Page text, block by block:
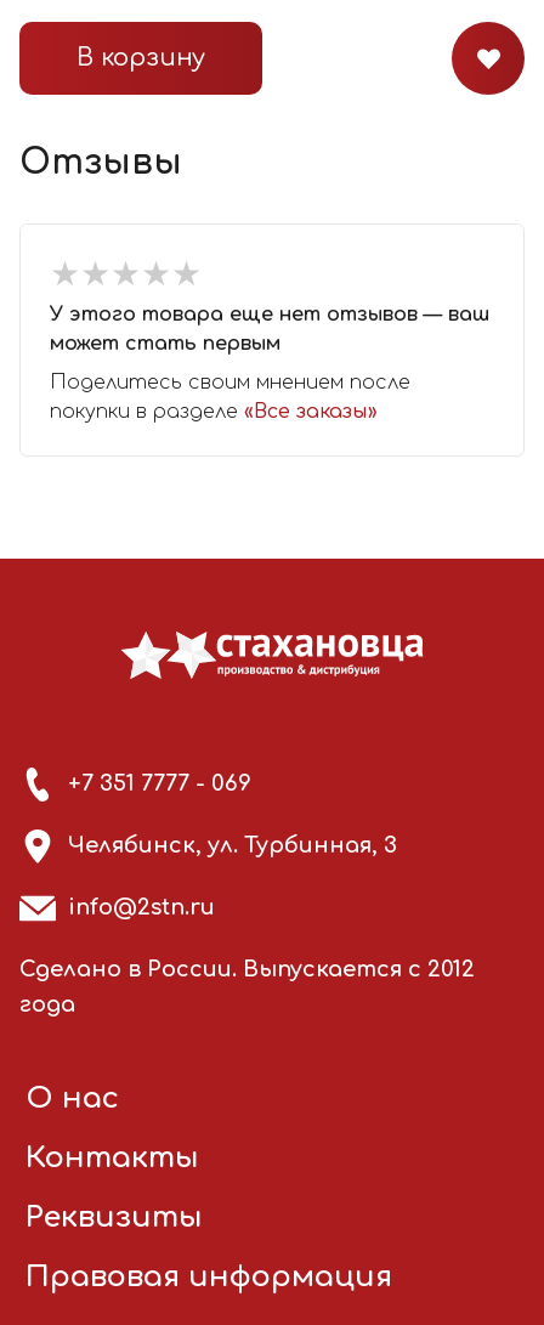
В корзину
Отзывы
★★★★★
★★★★★
У этого товара еще нет отзывов — ваш
может стать первым
Поделитесь своим мнением после
покупки в разделе «Все заказы»
+7 351 7777 - 069
Челябинск, ул. Турбинная, 3
info@2stn.ru
Сделано в России. Выпускается с 2012
года
О нас
Контакты
Реквизиты
Правовая информация